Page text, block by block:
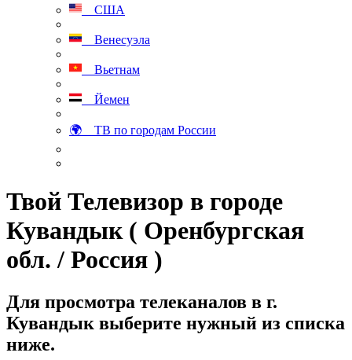
США
Венесуэла
Вьетнам
Йемен
🌍 ТВ по городам России
Твой Телевизор в городе
Кувандык ( Оренбургская
обл. / Россия )
Для просмотра телеканалов в г.
Кувандык выберите нужный из списка
ниже.